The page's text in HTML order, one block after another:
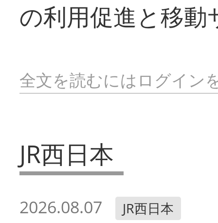
の利用促進と移
全文を読むにはログイン
JR西日本
2026.08.07 JR西日本